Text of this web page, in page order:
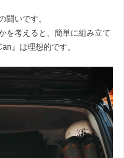
闘いです。
を考えると、簡単に組み立て
』は理想的です。